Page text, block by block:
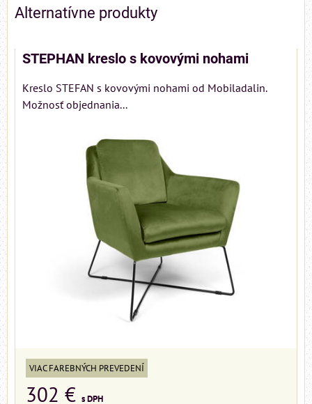
Alternatívne produkty
STEPHAN kreslo s kovovými nohami
Kreslo STEFAN s kovovými nohami od Mobiladalin.
Možnosť objednania...
VIAC FAREBNÝCH PREVEDENÍ
302 € s DPH